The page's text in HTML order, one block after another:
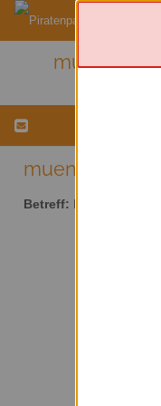
muenster -
muenster AT
Betreff: